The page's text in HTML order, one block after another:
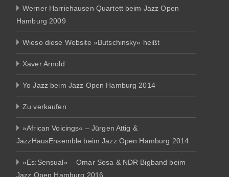
Werner Harriehausen Quartett beim Jazz Open
Hamburg 2009
Wieso diese Website »Butschinsky« heißt
Xaver Arnold
Yo Jazz beim Jazz Open Hamburg 2014
Zu verkaufen
»African Voicings« – Jürgen Attig &
JazzHausEnsemble beim Jazz Open Hamburg 2014
»Es:Sensual« – Omar Sosa & NDR Bigband beim
Jazz Open Hamburg 2016